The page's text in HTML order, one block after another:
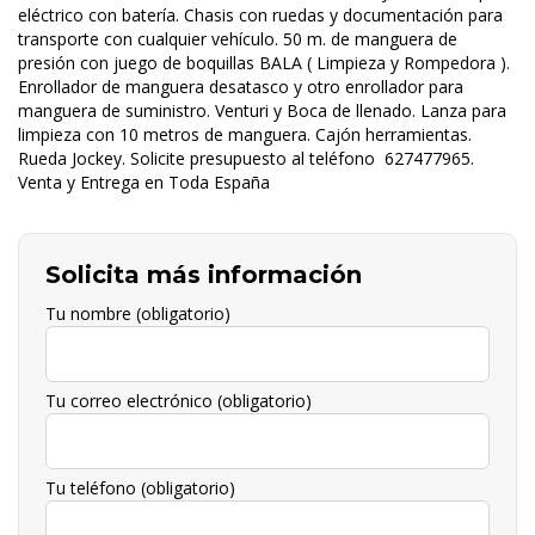
eléctrico con batería. Chasis con ruedas y documentación para
transporte con cualquier vehículo. 50 m. de manguera de
presión con juego de boquillas BALA ( Limpieza y Rompedora ).
Enrollador de manguera desatasco y otro enrollador para
manguera de suministro. Venturi y Boca de llenado. Lanza para
limpieza con 10 metros de manguera. Cajón herramientas.
Rueda Jockey. Solicite presupuesto al teléfono 627477965.
Venta y Entrega en Toda España
Solicita más información
Tu nombre (obligatorio)
Tu correo electrónico (obligatorio)
Tu teléfono (obligatorio)